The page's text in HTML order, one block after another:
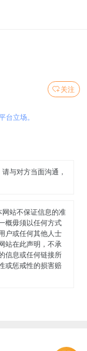
关注
台立场。
与对方当面沟通，
站不保证信息的准
概毋须以任何方式
户或任何其他人士
站在此声明，不承
信息或任何链接所
或惩戒性的损害赔